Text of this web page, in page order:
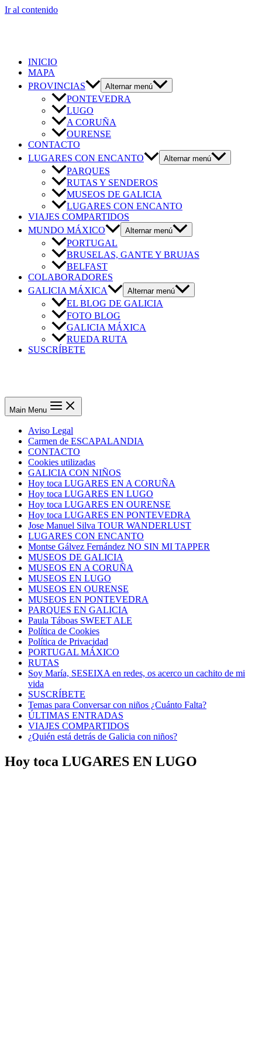
Ir al contenido
INICIO
MAPA
PROVINCIAS
Alternar menú
PONTEVEDRA
LUGO
A CORUÑA
OURENSE
CONTACTO
LUGARES CON ENCANTO
Alternar menú
PARQUES
RUTAS Y SENDEROS
MUSEOS DE GALICIA
LUGARES CON ENCANTO
VIAJES COMPARTIDOS
MUNDO MÁXICO
Alternar menú
PORTUGAL
BRUSELAS, GANTE Y BRUJAS
BELFAST
COLABORADORES
GALICIA MÁXICA
Alternar menú
EL BLOG DE GALICIA
FOTO BLOG
GALICIA MÁXICA
RUEDA RUTA
SUSCRÍBETE
Main Menu
Aviso Legal
Carmen de ESCAPALANDIA
CONTACTO
Cookies utilizadas
GALICIA CON NIÑOS
Hoy toca LUGARES EN A CORUÑA
Hoy toca LUGARES EN LUGO
Hoy toca LUGARES EN OURENSE
Hoy toca LUGARES EN PONTEVEDRA
Jose Manuel Silva TOUR WANDERLUST
LUGARES CON ENCANTO
Montse Gálvez Fernández NO SIN MI TAPPER
MUSEOS DE GALICIA
MUSEOS EN A CORUÑA
MUSEOS EN LUGO
MUSEOS EN OURENSE
MUSEOS EN PONTEVEDRA
PARQUES EN GALICIA
Paula Táboas SWEET ALE
Política de Cookies
Política de Privacidad
PORTUGAL MÁXICO
RUTAS
Soy María, SESEIXA en redes, os acerco un cachito de mi
vida
SUSCRÍBETE
Temas para Conversar con niños ¿Cuánto Falta?
ÚLTIMAS ENTRADAS
VIAJES COMPARTIDOS
¿Quién está detrás de Galicia con niños?
Hoy toca LUGARES EN LUGO